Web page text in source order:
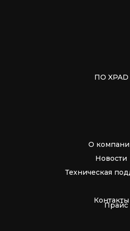
О
ПО XPAD
Новости
Техническая
Контакты
Прайс